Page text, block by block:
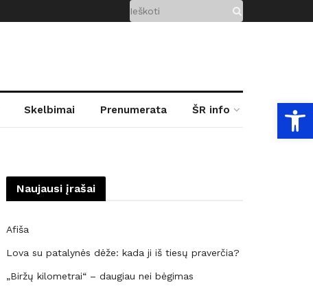
Skelbimai Prenumerata ŠR info
Naujausi įrašai
Afiša
Lova su patalynės dėže: kada ji iš tiesų praverčia?
„Biržų kilometrai“ – daugiau nei bėgimas